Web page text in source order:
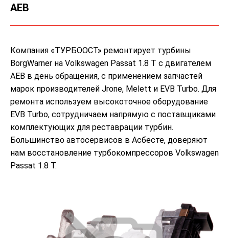
AEB
Компания «ТУРБООСТ» ремонтирует турбины
BorgWarner на Volkswagen Passat 1.8 T с двигателем
AEB в день обращения, с применением запчастей
марок производителей Jrone, Melett и EVB Turbo. Для
ремонта используем высокоточное оборудование
EVB Turbo, сотрудничаем напрямую с поставщиками
комплектующих для реставрации турбин.
Большинство автосервисов в Асбесте, доверяют
нам восстановление турбокомпрессоров Volkswagen
Passat 1.8 T.